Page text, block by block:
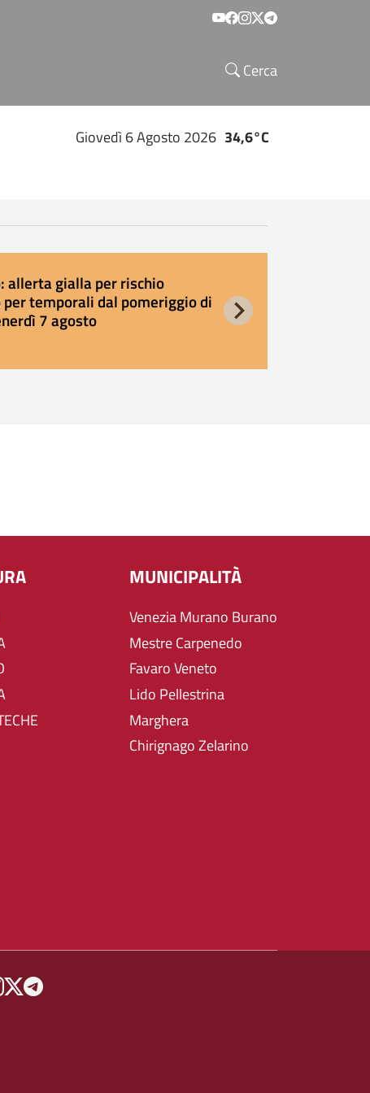
Social menu
Cerca
Giovedì 6 Agosto 2026 34,6°C
allerta gialla per rischio
temporali dal pomeriggio di
7 agosto
MUNICIPALITÀ
Venezia Murano Burano
Mestre Carpenedo
Favaro Veneto
Lido Pellestrina
Marghera
Chirignago Zelarino